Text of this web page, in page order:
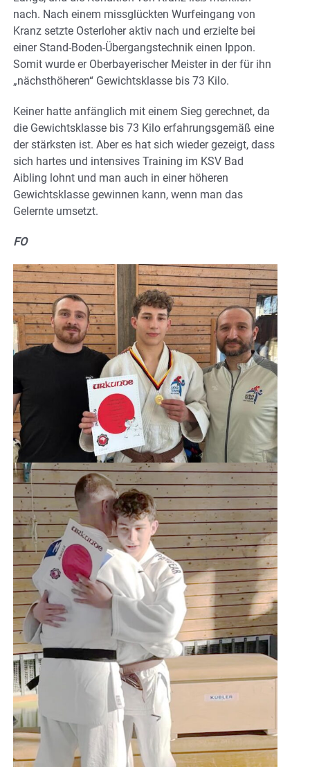
nach. Nach einem missglückten Wurfeingang von
Kranz setzte Osterloher aktiv nach und erzielte bei
einer Stand-Boden-Übergangstechnik einen Ippon.
Somit wurde er Oberbayerischer Meister in der für ihn
„nächsthöheren“ Gewichtsklasse bis 73 Kilo.
Keiner hatte anfänglich mit einem Sieg gerechnet, da
die Gewichtsklasse bis 73 Kilo erfahrungsgemäß eine
der stärksten ist. Aber es hat sich wieder gezeigt, dass
sich hartes und intensives Training im KSV Bad
Aibling lohnt und man auch in einer höheren
Gewichtsklasse gewinnen kann, wenn man das
Gelernte umsetzt.
FO